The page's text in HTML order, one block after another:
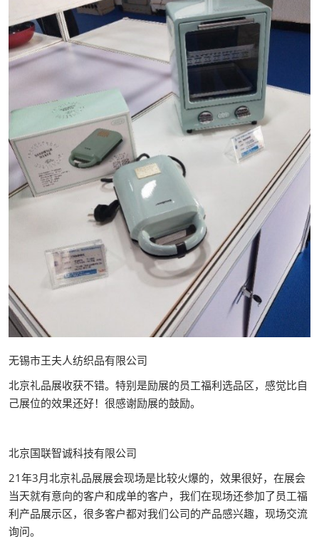
无锡市王夫人纺织品有限公司
北京礼品展收获不错。特别是励展的员工福利选品区，感觉比自
己展位的效果还好！很感谢励展的鼓励。
北京国联智诚科技有限公司
21年3月北京礼品展展会现场是比较火爆的，效果很好，在展会
当天就有意向的客户和成单的客户，我们在现场还参加了员工福
利产品展示区，很多客户都对我们公司的产品感兴趣，现场交流
询问。